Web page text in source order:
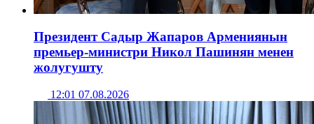
Президент Садыр Жапаров Армениянын
премьер-министри Никол Пашинян менен
жолугушту
12:01 07.08.2026